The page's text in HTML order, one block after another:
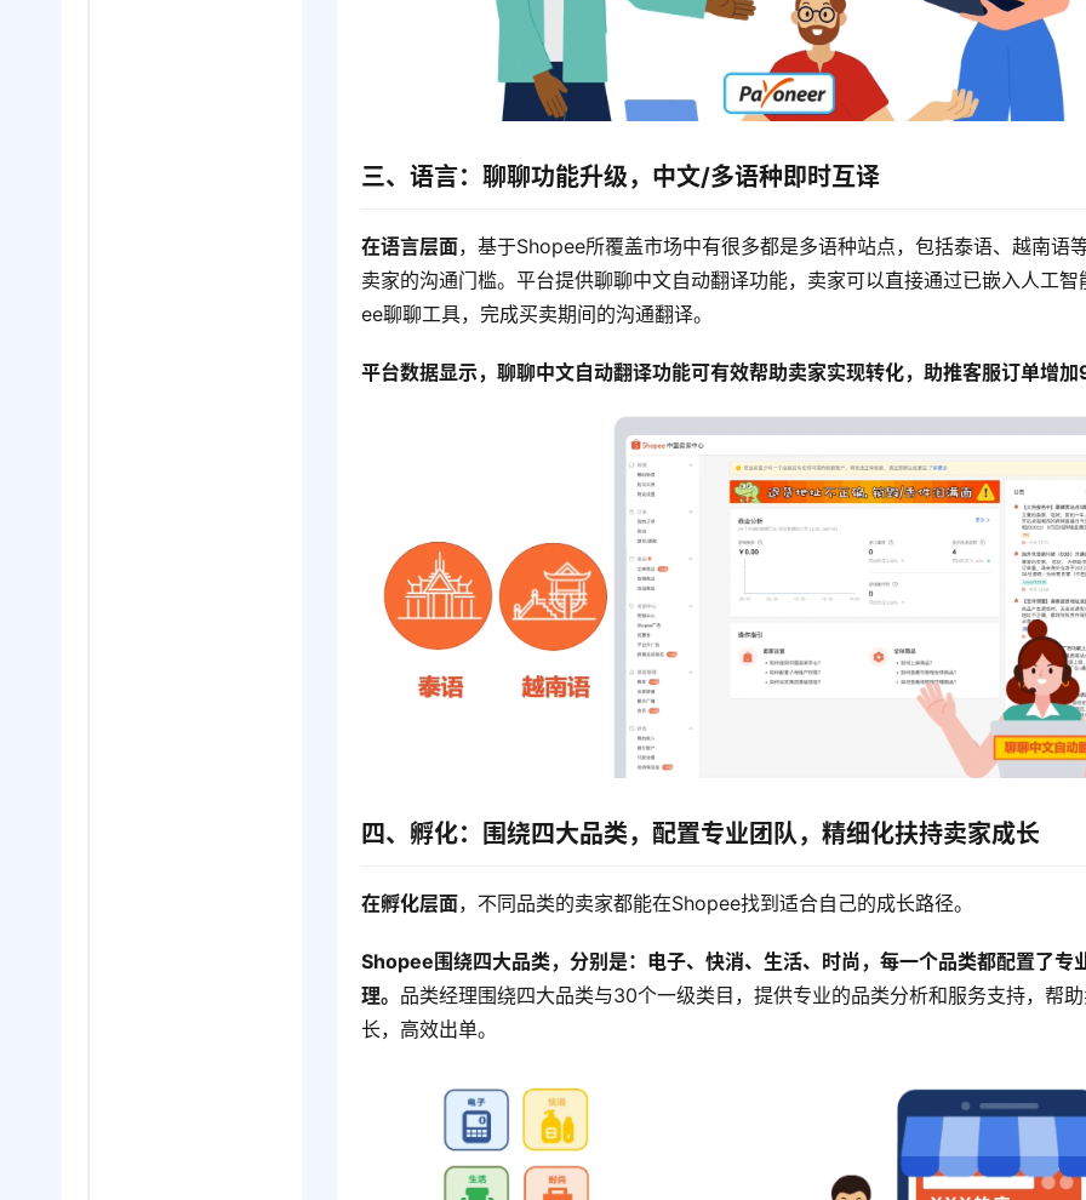
三、语言：聊聊功能升级，中文/多语种即时互译
在语言层面，基于Shopee所覆盖市场中有很多都是多语种站点，包括泰语、越南语
卖家的沟通门槛。平台提供聊聊中文自动翻译功能，卖家可以直接通过已嵌入人工
ee聊聊工具，完成买卖期间的沟通翻译。
平台数据显示，聊聊中文自动翻译功能可有效帮助卖家实现转化，助推客服订单增
四、孵化：围绕四大品类，配置专业团队，精细化扶持卖家成长
在孵化层面，不同品类的卖家都能在Shopee找到适合自己的成长路径。
Shopee围绕四大品类，分别是：电子、快消、生活、时尚，每一个品类都配置了专
理。 品类经理围绕四大品类与30个一级类目​，提供专业的品类分析和服务支持​，帮
长，高效出单。